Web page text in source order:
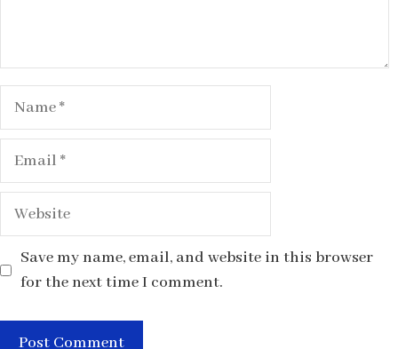
Website
Save my name, email, and website in this browser
for the next time I comment.